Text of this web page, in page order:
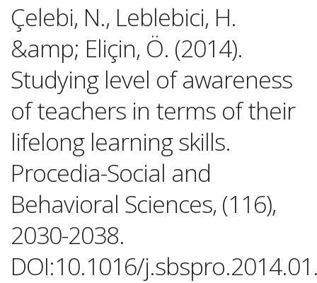
Çelebi, N., Leblebici, H.
&amp; Eliçin, Ö. (2014).
Studying level of awareness
of teachers in terms of their
lifelong learning skills.
Procedia-Social and
Behavioral Sciences, (116),
2030-2038.
DOI:10.1016/